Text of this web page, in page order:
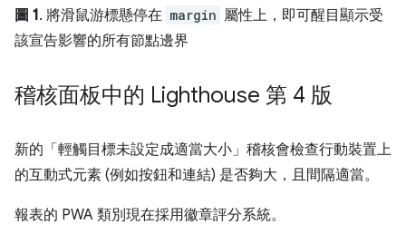
圖 1. 將滑鼠游標懸停在 margin 屬性上，即可醒目顯示受
該宣告影響的所有節點邊界
稽核面板中的 Lighthouse 第 4 版
新的「輕觸目標未設定成適當大小」 稽核會檢查行動裝置上
的互動式元素 (例如按鈕和連結) 是否夠大，且間隔適當。
報表的 PWA 類別現在採用徽章評分系統。